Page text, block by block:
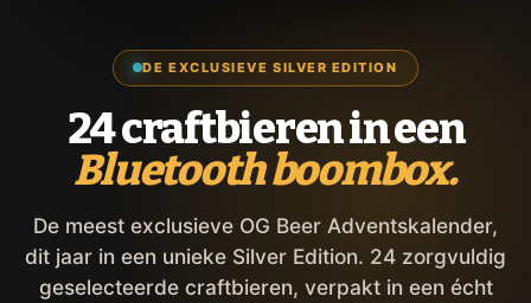
DE EXCLUSIEVE SILVER EDITION
24 craftbieren in een
Bluetooth boombox.
De meest exclusieve OG Beer Adventskalender,
dit jaar in een unieke Silver Edition. 24 zorgvuldig
geselecteerde craftbieren, verpakt in een écht